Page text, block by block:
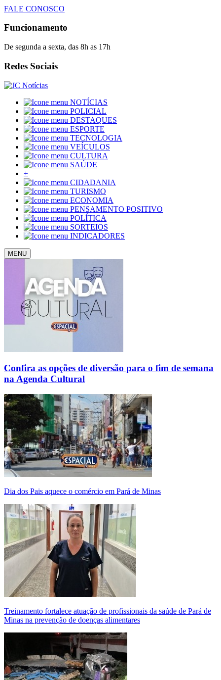
FALE CONOSCO
Funcionamento
De segunda a sexta, das 8h as 17h
Redes Sociais
NOTÍCIAS
POLICIAL
DESTAQUES
ESPORTE
TECNOLOGIA
VEÍCULOS
CULTURA
SAÚDE
+
CIDADANIA
TURISMO
ECONOMIA
PENSAMENTO POSITIVO
POLÍTICA
SORTEIOS
INDICADORES
MENU
Confira as opções de diversão para o fim de semana
na Agenda Cultural
Dia dos Pais aquece o comércio em Pará de Minas
Treinamento fortalece atuação de profissionais da saúde de Pará de
Minas na prevenção de doenças alimentares